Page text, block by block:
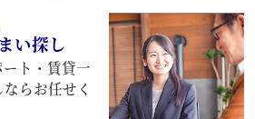
い探し
ト・賃貸一
らお任せく